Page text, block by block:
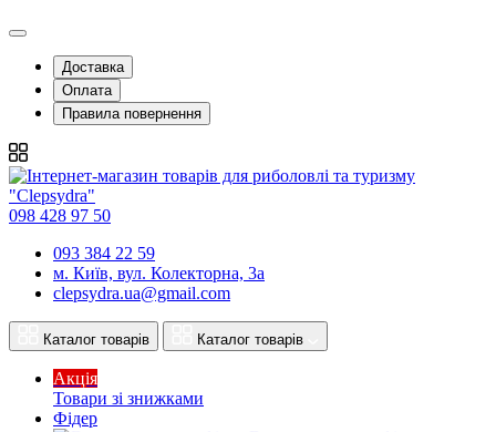
Доставка
Оплата
Правила повернення
098 428 97 50
093 384 22 59
м. Київ, вул. Колекторна, 3а
clepsydra.ua@gmail.com
Каталог товарів Каталог товарів
Акція
Товари зі знижками
Фідер